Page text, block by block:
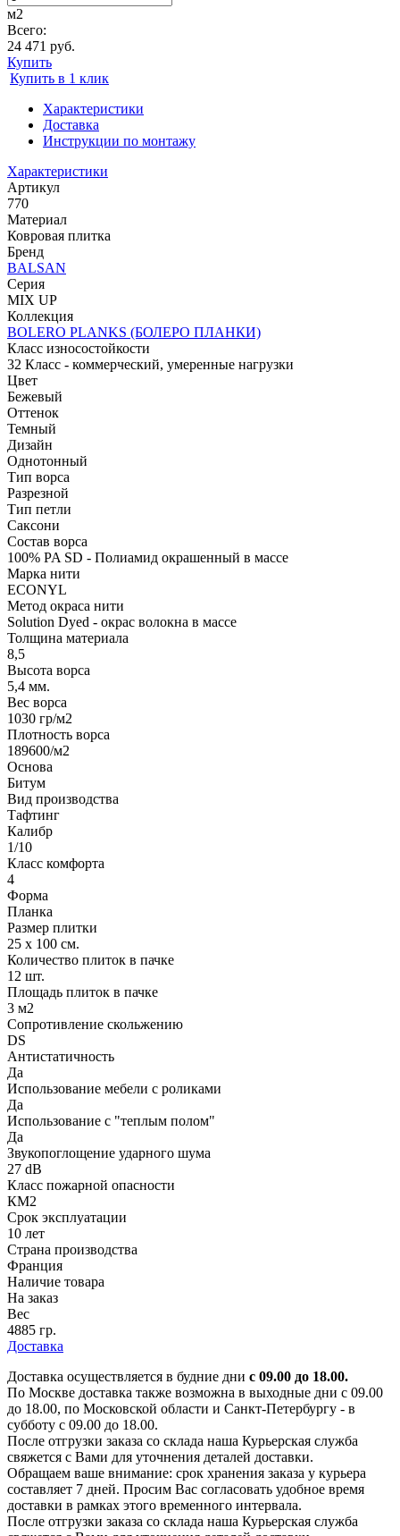
м2
Всего:
24 471 руб.
Купить
Купить в 1 клик
Характеристики
Доставка
Инструкции по монтажу
Характеристики
Артикул
770
Материал
Ковровая плитка
Бренд
BALSAN
Серия
MIX UP
Коллекция
BOLERO PLANKS (БОЛЕРО ПЛАНКИ)
Класс износостойкости
32 Класс - коммерческий, умеренные нагрузки
Цвет
Бежевый
Оттенок
Темный
Дизайн
Однотонный
Тип ворса
Разрезной
Тип петли
Саксони
Состав ворса
100% PA SD - Полиамид окрашенный в массе
Марка нити
ECONYL
Метод окраса нити
Solution Dyed - окрас волокна в массе
Толщина материала
8,5
Высота ворса
5,4 мм.
Вес ворса
1030 гр/м2
Плотность ворса
189600/м2
Основа
Битум
Вид производства
Тафтинг
Калибр
1/10
Класс комфорта
4
Форма
Планка
Размер плитки
25 х 100 cм.
Количество плиток в пачке
12 шт.
Площадь плиток в пачке
3 м2
Сопротивление скольжению
DS
Антистатичность
Да
Использование мебели с роликами
Да
Использование с "теплым полом"
Да
Звукопоглощение ударного шума
27 dB
Класс пожарной опасности
КМ2
Срок эксплуатации
10 лет
Страна производства
Франция
Наличие товара
На заказ
Вес
4885 гр.
Доставка
Доставка осуществляется в будние дни с 09.00 до 18.00.
По Москве доставка также возможна в выходные дни с 09.00
до 18.00, по Московской области и Санкт-Петербургу - в
субботу с 09.00 до 18.00.
После отгрузки заказа со склада наша Курьерская служба
свяжется с Вами для уточнения деталей доставки.
Обращаем ваше внимание: срок хранения заказа у курьера
составляет 7 дней. Просим Вас согласовать удобное время
доставки в рамках этого временного интервала.
После отгрузки заказа со склада наша Курьерская служба